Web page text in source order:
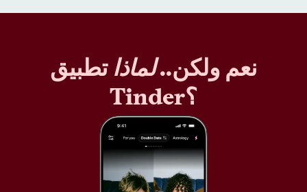
نعم ولكن..لماذا تطبيق
Tinder؟